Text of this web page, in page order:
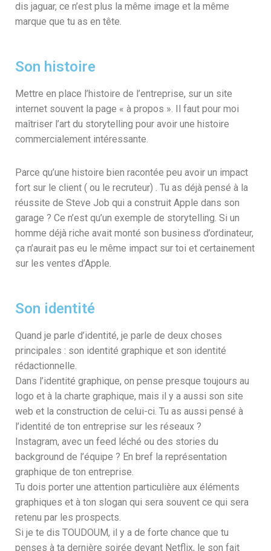
dis jaguar, ce n’est plus la même image et la même
marque que tu as en tête.
Son histoire
Mettre en place l’histoire de l’entreprise, sur un site
internet souvent la page « à propos ». Il faut pour moi
maîtriser l’art du storytelling pour avoir une histoire
commercialement intéressante.
Parce qu’une histoire bien racontée peu avoir un impact
fort sur le client ( ou le recruteur) . Tu as déjà pensé à la
réussite de Steve Job qui a construit Apple dans son
garage ? Ce n’est qu’un exemple de storytelling. Si un
homme déjà riche avait monté son business d’ordinateur,
ça n’aurait pas eu le même impact sur toi et certainement
sur les ventes d’Apple.
Son identité
Quand je parle d’identité, je parle de deux choses
principales : son identité graphique et son identité
rédactionnelle.
Dans l’identité graphique, on pense presque toujours au
logo et à la charte graphique, mais il y a aussi son site
web et la construction de celui-ci. Tu as aussi pensé à
l’identité de ton entreprise sur les réseaux ?
Instagram, avec un feed léché ou des stories du
background de l’équipe ? En bref la représentation
graphique de ton entreprise.
Tu dois porter une attention particulière aux éléments
graphiques et à ton slogan qui sera souvent ce qui sera
retenu par les prospects.
Si je te dis TOUDOUM, il y a de forte chance que tu
penses à ta dernière soirée devant Netflix, le son fait